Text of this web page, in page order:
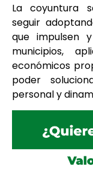
La coyuntura
seguir
que impulsen
municipios,
económicos
poder
personal y